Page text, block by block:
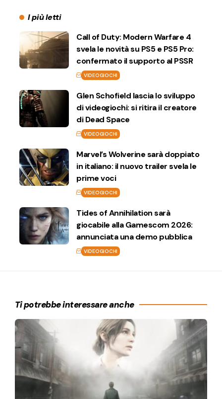
I più letti
Call of Duty: Modern Warfare 4
svela le novità su PS5 e PS5 Pro:
confermato il supporto al PSSR
VIDEOGIOCHI
Glen Schofield lascia lo sviluppo
di videogiochi: si ritira il creatore
di Dead Space
VIDEOGIOCHI
Marvel’s Wolverine sarà doppiato
in italiano: il nuovo trailer svela le
prime voci
VIDEOGIOCHI
Tides of Annihilation sarà
giocabile alla Gamescom 2026:
annunciata una demo pubblica
VIDEOGIOCHI
Ti potrebbe interessare anche